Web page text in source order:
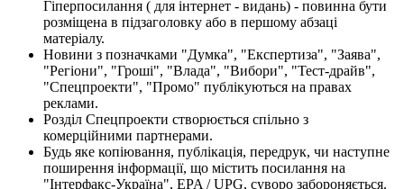
Гіперпосилання ( для інтернет - видань) - повинна бути
розміщена в підзаголовку або в першому абзаці
матеріалу.
Новини з позначками "Думка", "Експертиза", "Заява",
"Регіони", "Гроші", "Влада", "Вибори", "Тест-драйв",
"Спецпроекти", "Промо" публікуються на правах
реклами.
Розділ Спецпроекти створюється спільно з
комерційними партнерами.
Будь яке копіювання, публікація, передрук, чи наступне
поширення інформації, що містить посилання на
"Інтерфакс-Україна", EPA / UPG, суворо забороняється.